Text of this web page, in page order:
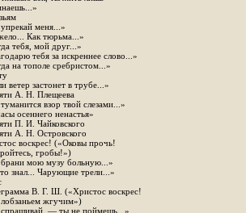
меня...»
Как тюрьма...»
тебя, мой друг...»
тебя за искреннее слово...»
на тополе сребристом...»
ветер застонет в трубе...»
А. Н. Плещеева
взор твой слезами...»
осеннего ненастья»
П. И. Чайковского
А. Н. Островского
воскрес! («Оковы прочь!
гробы!»)
мою музу больную...»
знал... Чарующие трели...»
В. Г. Ш. («Христос воскрес!
жгучим»)
— ты не поймешь...»